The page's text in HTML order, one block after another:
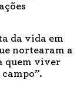
da vida em
nortearam a
quem viver